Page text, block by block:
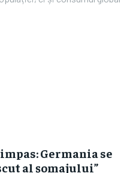
Germania se
al șomajului”